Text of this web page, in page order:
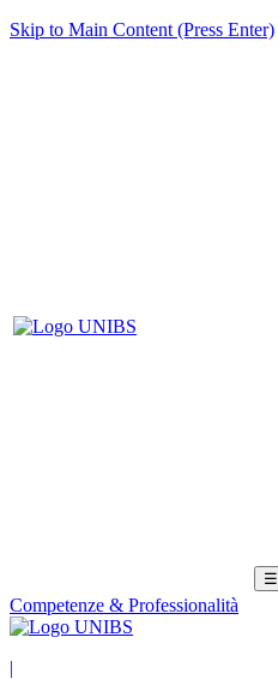
Skip to Main Content (Press Enter)
☰
Competenze & Professionalità
|